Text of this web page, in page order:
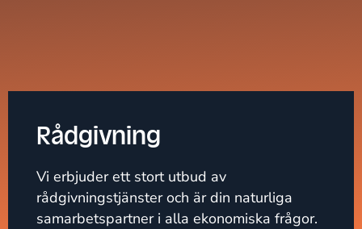
Rådgivning
Vi erbjuder ett stort utbud av
rådgivningstjänster och är din naturliga
samarbetspartner i alla ekonomiska frågor.